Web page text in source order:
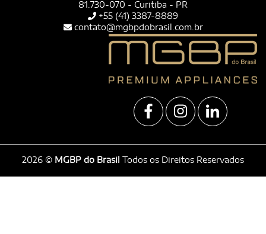
81.730-070 - Curitiba - PR
+55 (41) 3387-8889
contato@mgbpdobrasil.com.br
2026 © MGBP do Brasil Todos os Direitos Reservados